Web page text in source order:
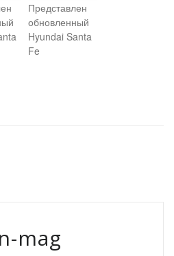
Представлен
обновленный
Hyundai Santa
Fe
mag